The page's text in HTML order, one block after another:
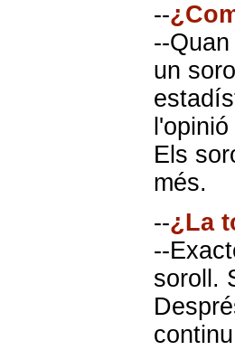
--
--
un
Els
més.
--¿La
--
soroll.